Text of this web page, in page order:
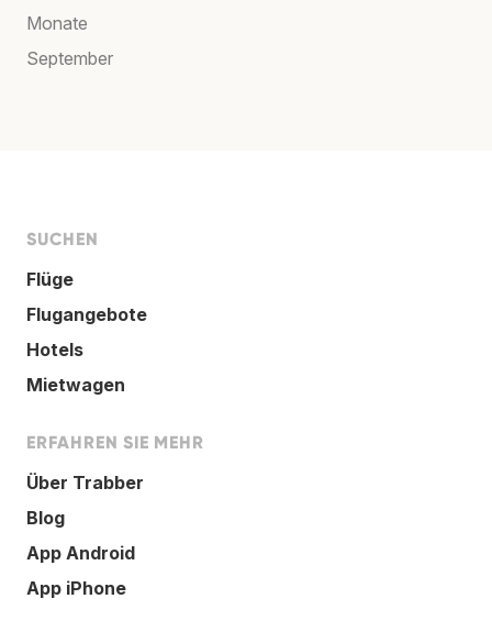
Monate
September
SUCHEN
Flüge
Flugangebote
Hotels
Mietwagen
ERFAHREN SIE MEHR
Über Trabber
Blog
App Android
App iPhone